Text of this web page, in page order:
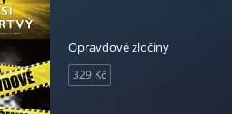
Opravdové zločiny
329 Kč